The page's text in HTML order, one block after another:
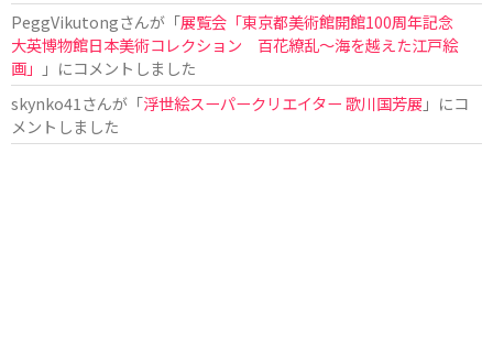
PeggVikutongさんが「展覧会「東京都美術館開館100周年記念
大英博物館日本美術コレクション 百花繚乱〜海を越えた江戸絵
画」
」にコメントしました
skynko41さんが「浮世絵スーパークリエイター 歌川国芳展 」にコ
メントしました